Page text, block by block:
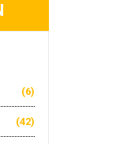
(6)
(42)